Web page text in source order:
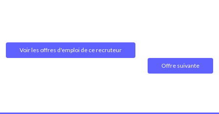
Voir les offres d'emploi de ce recruteur
Offre suivante